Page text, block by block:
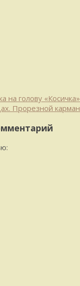
на голову «Косичка»
Прорезной карман